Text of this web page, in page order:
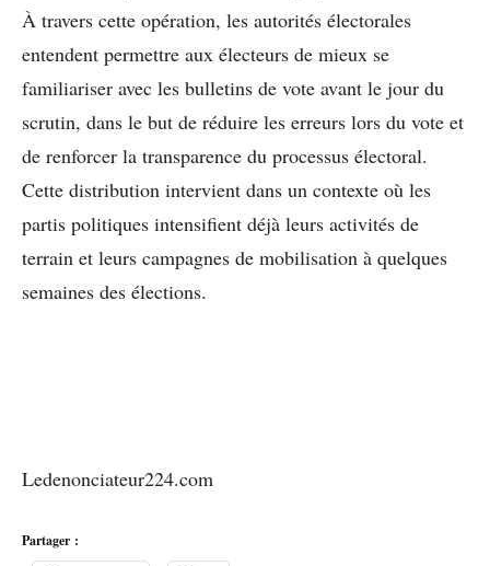
À travers cette opération, les autorités électorales
entendent permettre aux électeurs de mieux se
familiariser avec les bulletins de vote avant le jour du
scrutin, dans le but de réduire les erreurs lors du vote et
de renforcer la transparence du processus électoral.
Cette distribution intervient dans un contexte où les
partis politiques intensifient déjà leurs activités de
terrain et leurs campagnes de mobilisation à quelques
semaines des élections.
Ledenonciateur224.com
Partager :